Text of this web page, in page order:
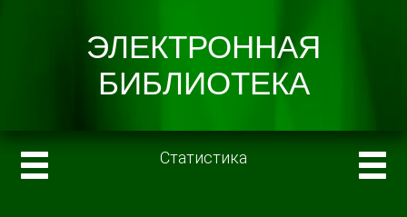
Статистика